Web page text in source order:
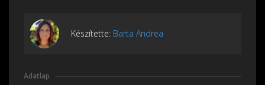
Készítette: Barta Andrea
Adatlap